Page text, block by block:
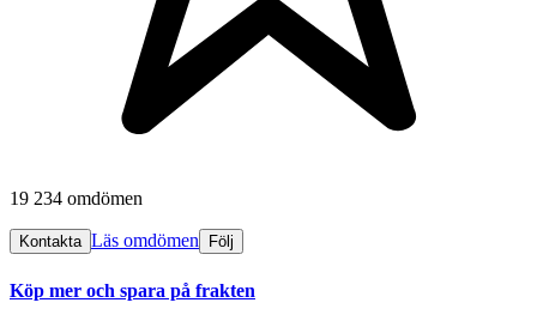
19 234 omdömen
Kontakta Läs omdömen Följ
Köp mer och spara på frakten